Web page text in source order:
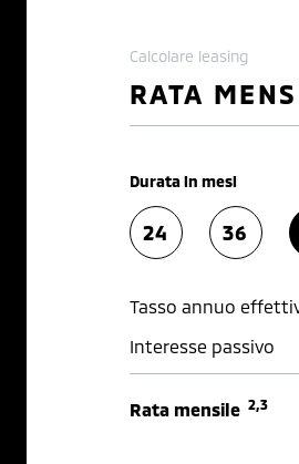
Calcolare leasing
RATA
Durata in mesi
24 36
Tasso annuo
Interesse passivo
Rata mensile 2,3